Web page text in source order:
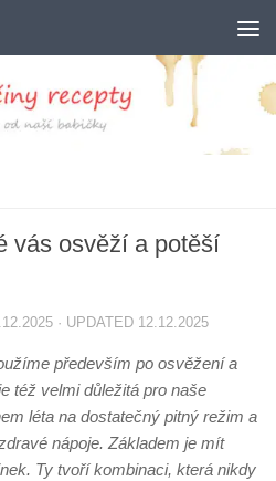
vás osvěží a potěší
· UPDATED 12.12.2025
především po osvěžení a
též velmi důležitá pro naše
léta na dostatečný pitný režim a
nápoje. Základem je mít
Ty tvoří kombinaci, která nikdy